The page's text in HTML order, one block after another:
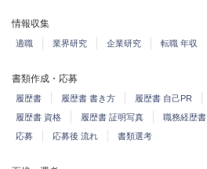
情報収集
適職 業界研究 企業研究 転職 年収
書類作成・応募
履歴書 履歴書 書き方 履歴書 自己PR
履歴書 資格
履歴書 証明写真 職務経歴書
応募
応募後 流れ 書類選考